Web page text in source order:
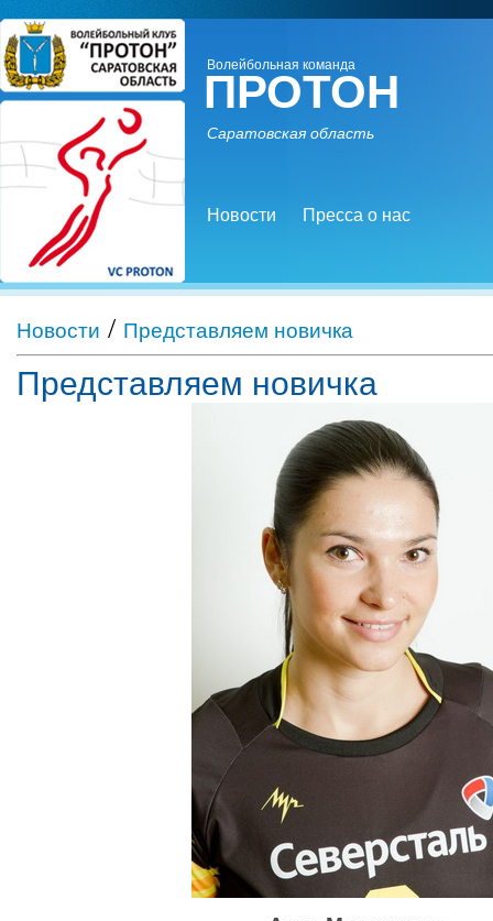
Волейбольная команда
ПРОТОН
Саратовская область
Новости Пресса о нас
Новости / Представляем новичка
Представляем новичка